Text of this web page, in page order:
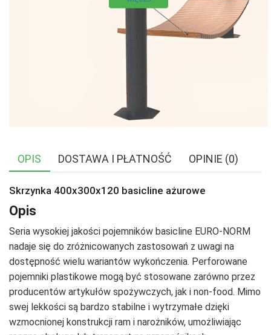
OPIS DOSTAWA I PŁATNOŚĆ OPINIE (0)
Skrzynka 400x300x120 basicline ażurowe
Opis
Seria wysokiej jakości pojemników basicline EURO-NORM
nadaje się do zróżnicowanych zastosowań z uwagi na
dostępność wielu wariantów wykończenia. Perforowane
pojemniki plastikowe mogą być stosowane zarówno przez
producentów artykułów spożywczych, jak i non-food. Mimo
swej lekkości są bardzo stabilne i wytrzymałe dzięki
wzmocnionej konstrukcji ram i narożników, umożliwiając